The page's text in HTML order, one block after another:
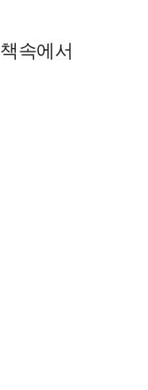
책속에서